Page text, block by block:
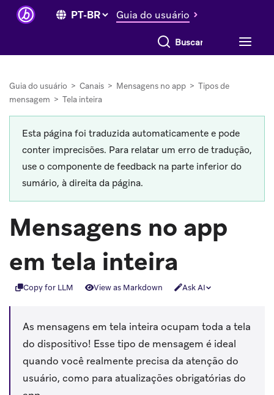
Guia do usuário
Buscar tudo
Guia do usuário > Canais > Mensagens no app > Tipos de
mensagem > Tela inteira
Esta página foi traduzida automaticamente e pode
conter imprecisões. Para relatar um erro de tradução,
use o componente de feedback na parte inferior do
sumário, à direita da página.
Mensagens no app
em tela inteira
Copy for LLM View as Markdown Ask AI
As mensagens em tela inteira ocupam toda a tela
do dispositivo! Esse tipo de mensagem é ideal
quando você realmente precisa da atenção do
usuário, como para atualizações obrigatórias do